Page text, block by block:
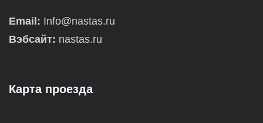
Email: Info@nastas.ru
Вэбсайт: nastas.ru
Карта проезда